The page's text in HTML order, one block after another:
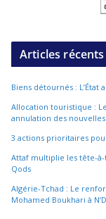
Articles récents
Biens détournés :
Allocation touristique :
annulation des
3 actions prioritaires
Attaf multiplie les tête-
Qods
Algérie-Tchad : Le
Mohamed Boukhari à